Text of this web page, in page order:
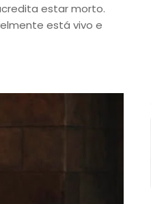
estar morto.
está vivo e